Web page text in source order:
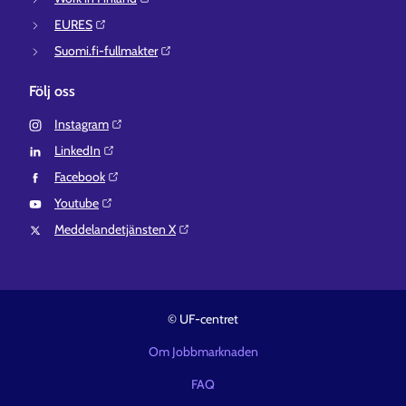
EURES⁠
Suomi.fi-fullmakter⁠
Följ oss
Instagram⁠
LinkedIn⁠
Facebook⁠
Youtube⁠
Meddelandetjänsten X⁠
© UF-centret
Om Jobbmarknaden
FAQ